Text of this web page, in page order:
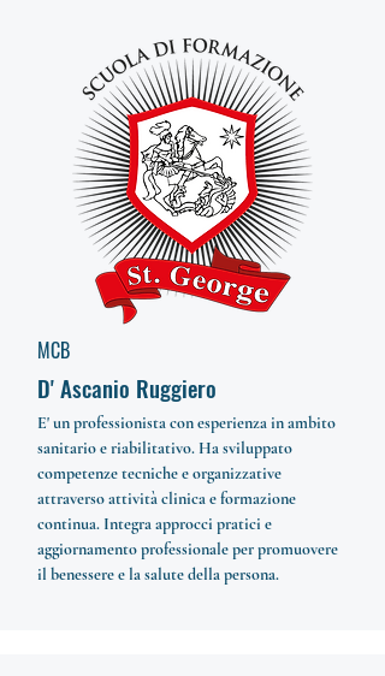
MCB
D' Ascanio Ruggiero
E' un professionista con esperienza in ambito
sanitario e riabilitativo. Ha sviluppato
competenze tecniche e organizzative
attraverso attività clinica e formazione
continua. Integra approcci pratici e
aggiornamento professionale per promuovere
il benessere e la salute della persona.